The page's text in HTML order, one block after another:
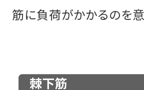
筋に負荷がかかるのを意